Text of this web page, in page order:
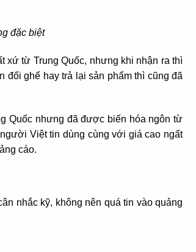
đặc biệt
xứ từ Trung Quốc, nhưng khi nhận ra thì
ghế hay trả lại sản phẩm thì cũng đã
Quốc nhưng đã được biến hóa ngôn từ
Việt tin dùng cùng với giá cao ngất
cáo.
nhắc kỹ, không nên quá tin vào quảng